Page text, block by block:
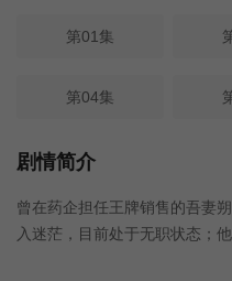
第01集
第04集
第07集
第10集
剧情简介
曾在药企担任王牌销售的吾妻
入迷茫，目前处于无职状态；
从事医疗翻译工作的久慈静（